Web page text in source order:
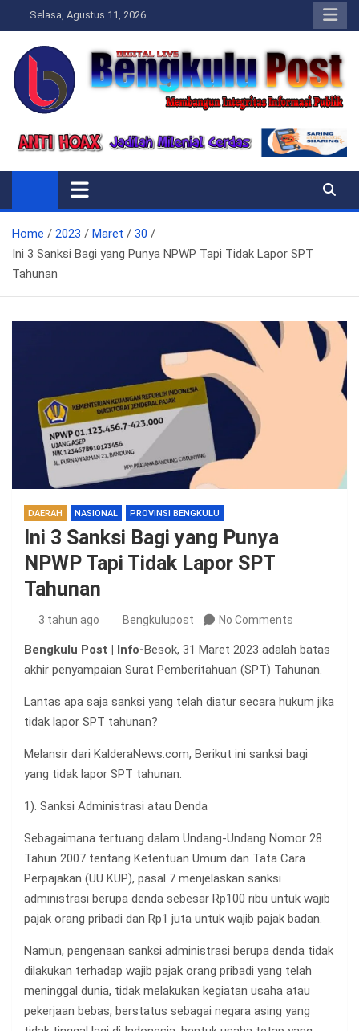
to
content
Selasa, Agustus 11, 2026
Bengkulupost.id
Home 2023 Maret
30
Ini 3 Sanksi Bagi yang Punya NPWP Tapi Tidak Lapor SPT
Tahunan
DAERAH NASIONAL PROVINSI BENGKULU
Ini 3 Sanksi Bagi yang Punya
NPWP Tapi Tidak Lapor SPT
Tahunan
3 tahun ago Bengkulupost No Comments
Bengkulu Post | Info-Besok, 31 Maret 2023 adalah batas
akhir penyampaian Surat Pemberitahuan (SPT) Tahunan.
Lantas apa saja sanksi yang telah diatur secara hukum jika
tidak lapor SPT tahunan?
Melansir dari KalderaNews.com, Berikut ini sanksi bagi
yang tidak lapor SPT tahunan.
1). Sanksi Administrasi atau Denda
Sebagaimana tertuang dalam Undang-Undang Nomor 28
Tahun 2007 tentang Ketentuan Umum dan Tata Cara
Perpajakan (UU KUP), pasal 7 menjelaskan sanksi
administrasi berupa denda sebesar Rp100 ribu untuk wajib
pajak orang pribadi dan Rp1 juta untuk wajib pajak badan.
Namun, pengenaan sanksi administrasi berupa denda tidak
dilakukan terhadap wajib pajak orang pribadi yang telah
meninggal dunia, tidak melakukan kegiatan usaha atau
pekerjaan bebas, berstatus sebagai negara asing yang